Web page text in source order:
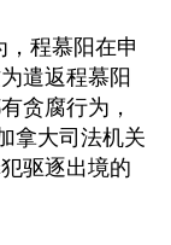
程慕阳在申
遣返程慕阳
贪腐行为，
拿大司法机关
驱逐出境的